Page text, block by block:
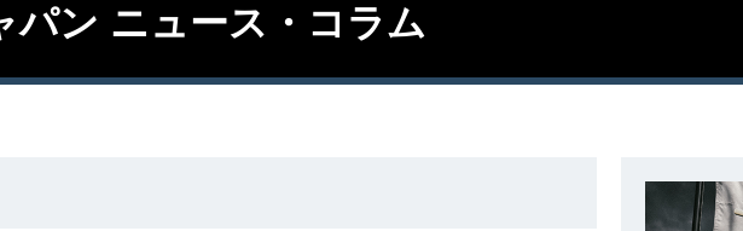
パン ニュース・コラム